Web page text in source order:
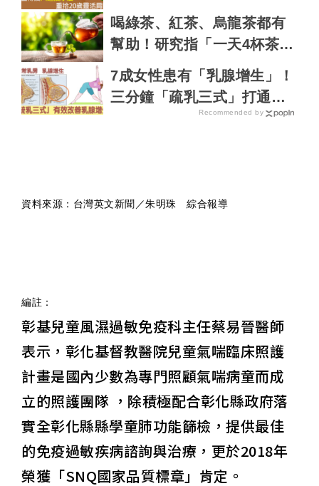
0分鐘，立刻擺脫五十肩｜每
日健康Health
喝綠茶、紅茶、烏龍茶都有
幫助！研究指「一天4杯茶」
降17%糖尿病風險
7成女性患有「乳腺增生」！
三分鐘「疏乳三式」打通淋
巴阻塞，乳腺暢通不脹痛｜
Recommended by
資料來源：台灣英文新聞／朱明珠 綜合報導
編註：
彰基兒童風濕過敏免疫科主任蔡易晉醫師
表示，彰化基督教醫院兒童氣喘臨床照護
計畫是國內少數為專門照顧氣喘病童而成
立的照護團隊 ，除積極配合彰化縣政府落
實全彰化縣縣學童肺功能篩檢，提供最佳
的免疫過敏疾病諮詢與治療，更於2018年
榮獲「SNQ國家品質標章」肯定。